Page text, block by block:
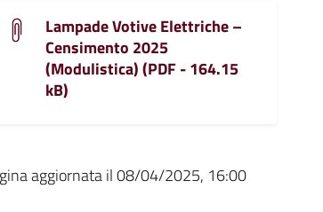
Lampade Votive Elettriche –
Censimento 2025
(Modulistica) (PDF - 164.15
kB)
aggiornata il 08/04/2025, 16:00